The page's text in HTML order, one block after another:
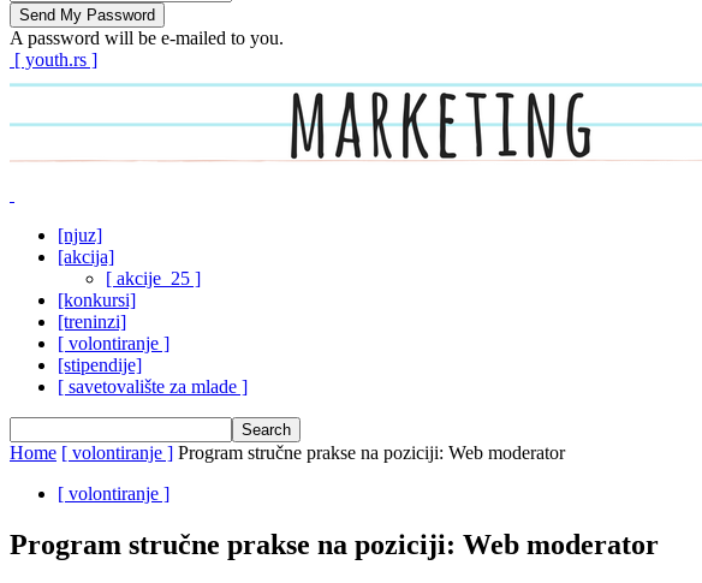
A password will be e-mailed to you.
[ youth.rs ]
[njuz]
[akcija]
[ akcije_25 ]
[konkursi]
[treninzi]
[ volontiranje ]
[stipendije]
[ savetovalište za mlade ]
Home [ volontiranje ] Program stručne prakse na poziciji: Web moderator
[ volontiranje ]
Program stručne prakse na poziciji: Web moderator